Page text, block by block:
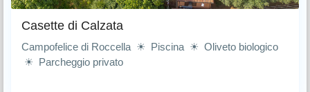
Casette di Calzata
Campofelice di Roccella ☀ Piscina ☀ Oliveto biologico
☀ Parcheggio privato